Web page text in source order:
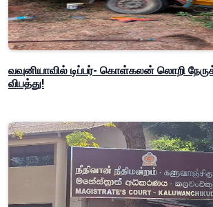
வவுனியாவில் டிப்பர்- கொள்கலன் லொறி
விபத்து!